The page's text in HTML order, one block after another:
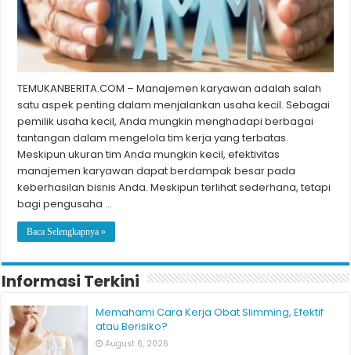
TEMUKANBERITA.COM – Manajemen karyawan adalah salah
satu aspek penting dalam menjalankan usaha kecil. Sebagai
pemilik usaha kecil, Anda mungkin menghadapi berbagai
tantangan dalam mengelola tim kerja yang terbatas.
Meskipun ukuran tim Anda mungkin kecil, efektivitas
manajemen karyawan dapat berdampak besar pada
keberhasilan bisnis Anda. Meskipun terlihat sederhana, tetapi
bagi pengusaha …
Baca Selengkapnya »
Informasi Terkini
Memahami Cara Kerja Obat Slimming, Efektif
atau Berisiko?
August 6, 2026